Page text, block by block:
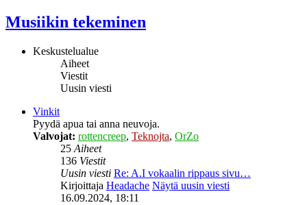
Musiikin tekeminen
Keskustelualue
Aiheet
Viestit
Uusin viesti
Vinkit
Pyydä apua tai anna neuvoja.
Valvojat: rottencreep, Teknojta, OrZo
25 Aiheet
136 Viestit
Uusin viesti Re: A.I vokaalin rippaus sivu…
Kirjoittaja Headache Näytä uusin viesti
16.09.2024, 18:11